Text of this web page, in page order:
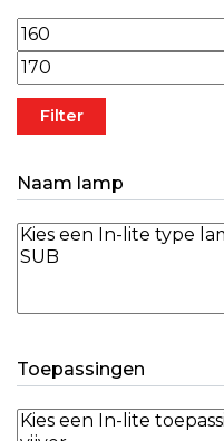
Min. prijs
Max. prijs
Filter
Naam lamp
Toepassingen